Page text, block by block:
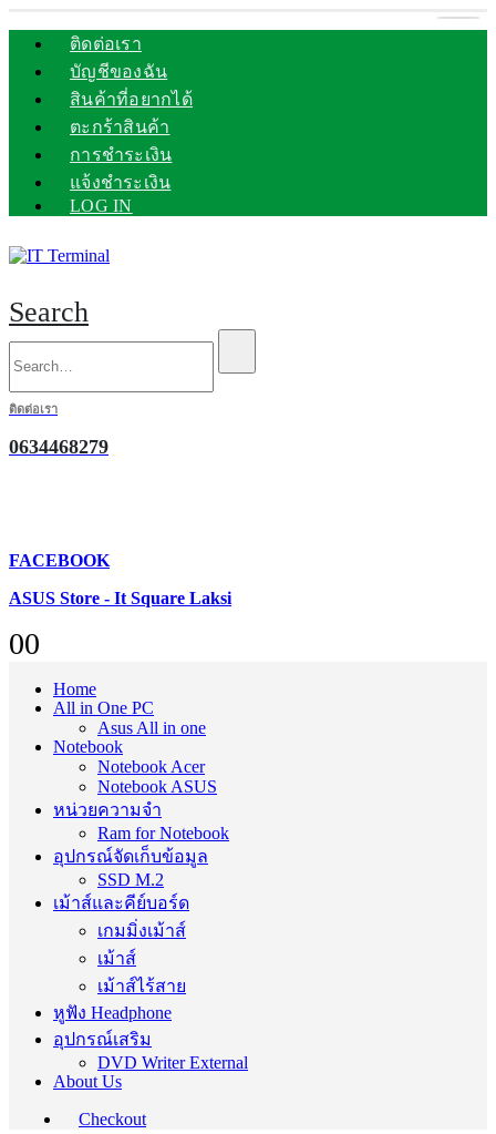
ติดต่อเรา
บัญชีของฉัน
สินค้าที่อยากได้
ตะกร้าสินค้า
การชำระเงิน
แจ้งชำระเงิน
LOG IN
Search
ติดต่อเรา
0634468279
FACEBOOK
ASUS Store - It Square Laksi
00
Home
All in One PC
Asus All in one
Notebook
Notebook Acer
Notebook ASUS
หน่วยความจำ
Ram for Notebook
อุปกรณ์จัดเก็บข้อมูล
SSD M.2
เม้าส์และคีย์บอร์ด
เกมมิ่งเม้าส์
เม้าส์
เม้าส์ไร้สาย
หูฟัง Headphone
อุปกรณ์เสริม
DVD Writer External
About Us
Checkout